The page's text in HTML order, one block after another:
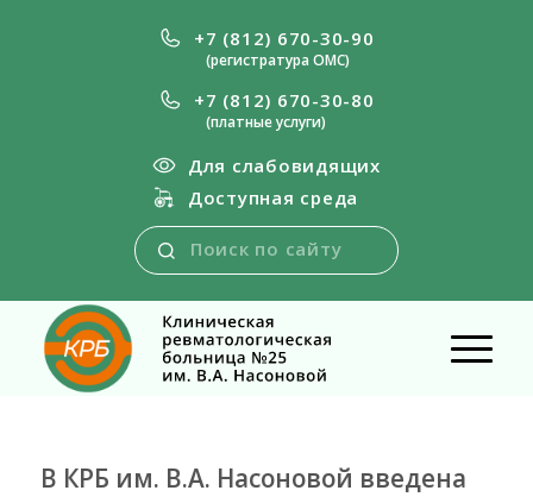
+7 (812) 670-30-90
(регистратура ОМС)
+7 (812) 670-30-80
(платные услуги)
Для слабовидящих
Доступная среда
В КРБ им. В.А. Насоновой введена